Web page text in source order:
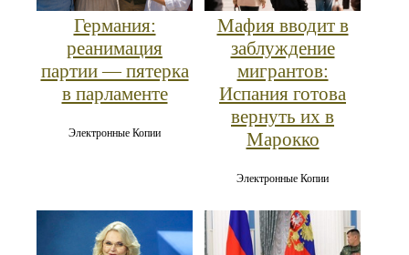
Германия:
реанимация
партии — пятерка
в парламенте
Электронные Копии
Мафия вводит в
заблуждение
мигрантов:
Испания готова
вернуть их в
Марокко
Электронные Копии